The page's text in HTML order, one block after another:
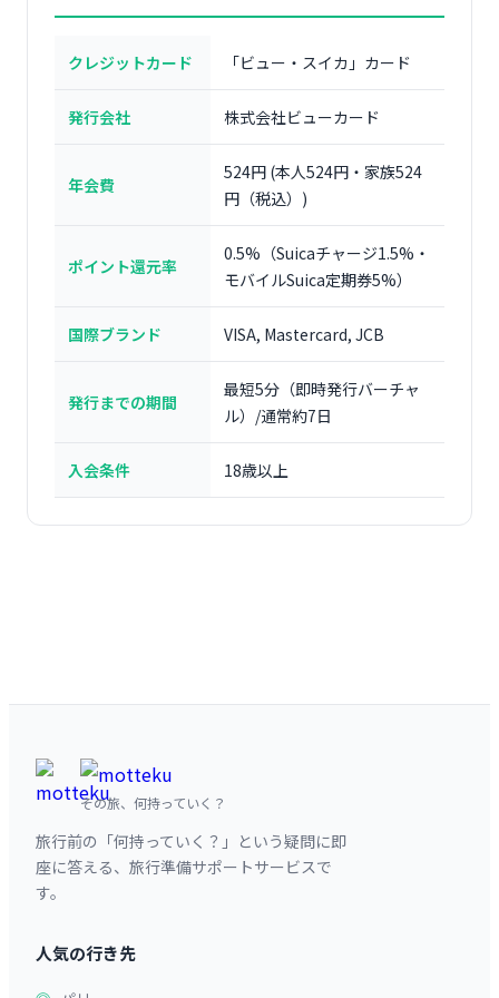
クレジットカード 「ビュー・スイカ」カード
発行会社 株式会社ビューカード
年会費
524円 (本人524円・家族524
円（税込）)
ポイント還元率
0.5%（Suicaチャージ1.5%・
モバイルSuica定期券5%）
国際ブランド VISA, Mastercard, JCB
発行までの期間
最短5分（即時発行バーチャ
ル）/通常約7日
入会条件 18歳以上
その旅、何持っていく？
旅行前の「何持っていく？」という疑問に即
座に答える、旅行準備サポートサービスで
す。
人気の行き先